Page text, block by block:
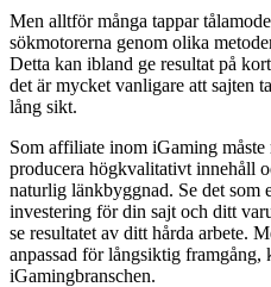
Men alltför många tappar
sökmotorerna genom olika
Detta kan ibland ge resultat på
det är mycket vanligare att sajten
lång sikt.
Som affiliate inom iGaming måste
producera högkvalitativt innehåll
naturlig länkbyggnad. Se det som
investering för din sajt och ditt
se resultatet av ditt hårda arbete.
anpassad för långsiktig
iGamingbranschen.